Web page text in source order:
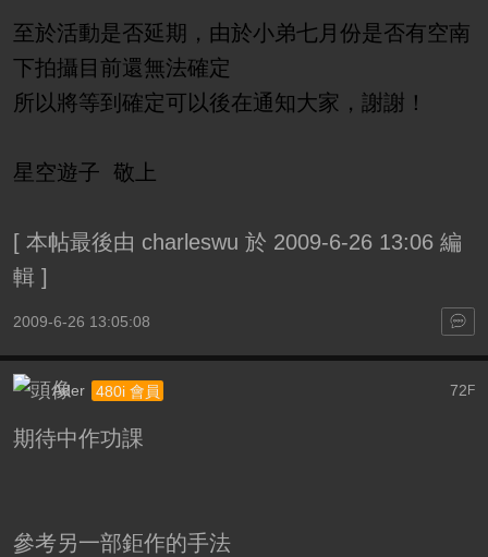
至於活動是否延期，由於小弟七月份是否有空南
下拍攝目前還無法確定
所以將等到確定可以後在通知大家，謝謝！
星空遊子 敬上
[本帖最後由 charleswu 於 2009-6-26 13:06 編
輯 ]
2009-6-26 13:05:08
72 F
Ader 480i 會員
期待中作功課
參考另一部鉅作的手法